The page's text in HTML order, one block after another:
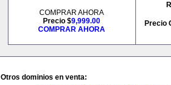
COMPRAR AHORA
Precio $9,999.00
COMPRAR AHORA
Precio
Otros dominios en venta: